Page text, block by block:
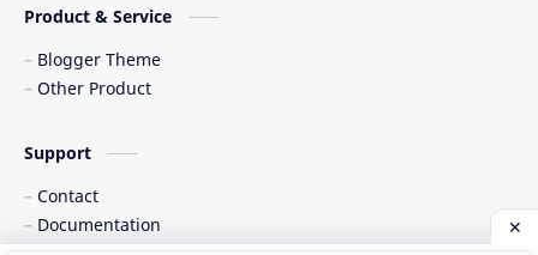
Product & Service
Blogger Theme
Other Product
Support
Contact
Documentation